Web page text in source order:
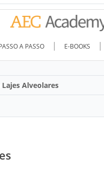
A PASSO E-BOOKS
Alveolares